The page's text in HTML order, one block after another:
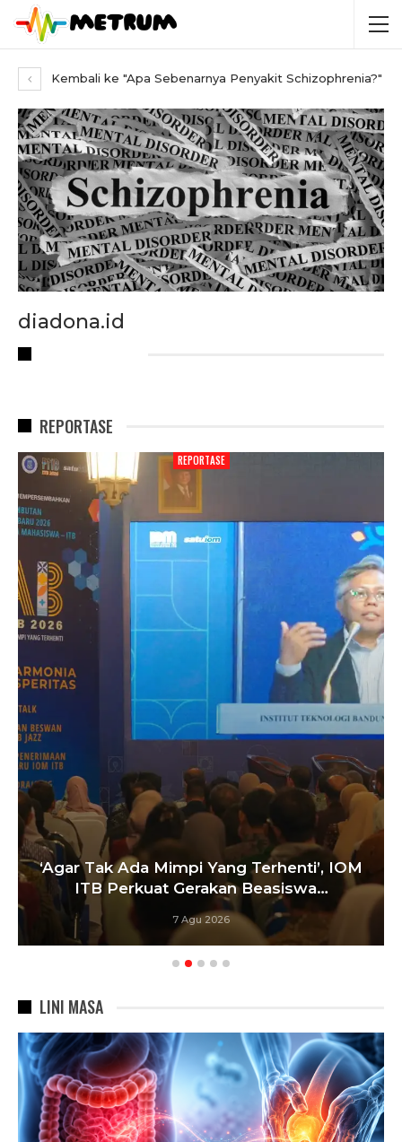
Kembali ke "Apa Sebenarnya Penyakit Schizophrenia?"
diadona.id
REPORTASE
REPORTASE
‘Agar Tak Ada Mimpi Yang Terhenti’, IOM
ITB Perkuat Gerakan Beasiswa…
7 Agu 2026
LINI MASA